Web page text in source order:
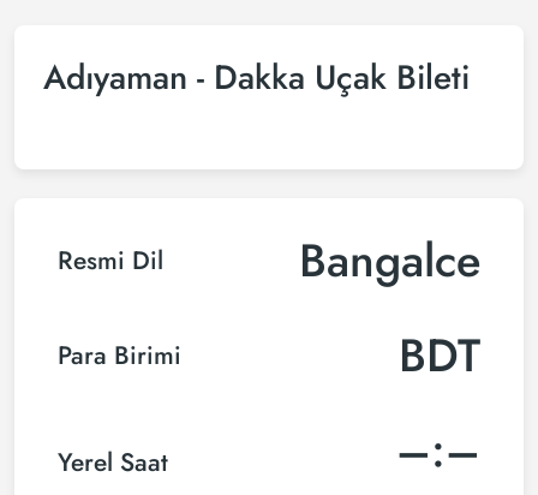
Adıyaman - Dakka Uçak Bileti
Resmi Dil Bangalce
Para Birimi BDT
Yerel Saat –:–